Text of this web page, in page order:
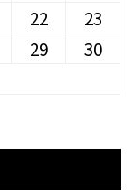
22
23
29
30